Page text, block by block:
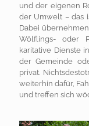
und der eigenen
der Umwelt – das
Dabei
Wölflings- oder
karitative Dienste
der Gemeinde
privat.
weiterhin dafür,
und treffen sich